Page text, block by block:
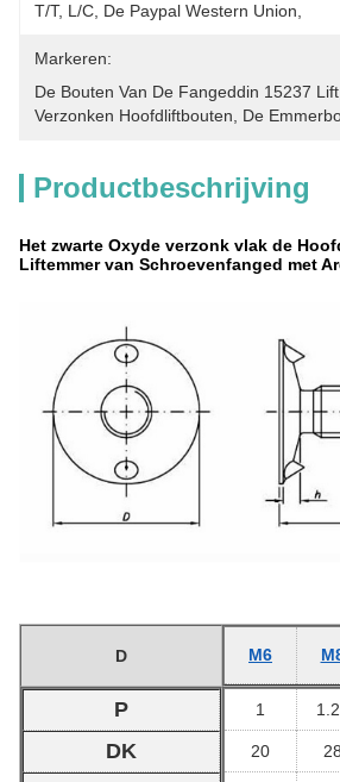
T/T, L/C, De Paypal Western Union,
Markeren:
De Bouten Van De Fangeddin 15237 Lift
Verzonken Hoofdliftbouten
De
Productbeschrijving
Het zwarte Oxyde verzonk vlak de
Liftemmer van Schroevenfanged met
D M6
P
DK
1
20 28